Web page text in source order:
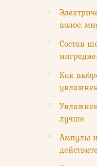
волос:
Состав
Как
лучше
Ампулы и